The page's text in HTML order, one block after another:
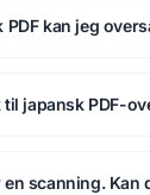
PDF kan jeg
til japansk PDF-
en scanning. Kan